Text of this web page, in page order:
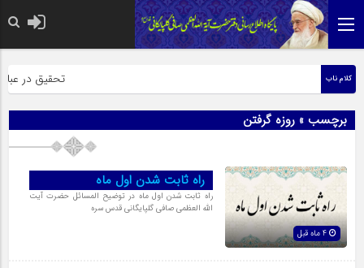
کلام ناب تحقیق در
برچسب » روزه گرفتن
راه ثابت شدن اول ماه
راه ثابت شدن اول ماه در توضیح المسائل حضرت آیت
الله العظمی صافی گلپایگانی قدس سره